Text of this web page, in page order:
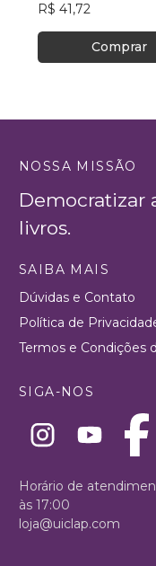
R$ 41,72
Comprar
NOSSA MISSÃO
Democratizar
livros.
SAIBA MAIS
Dúvidas e Contato
Política de
Termos e Condições
SIGA-NOS
Horário de
às 17:00
loja@uiclap.com